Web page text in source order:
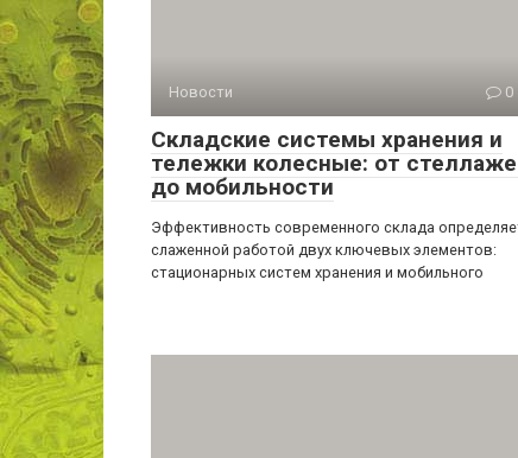
Новости 0
Складские системы хранения и
тележки колесные: от
до мобильности
Эффективность современного склада
слаженной работой двух ключевых элементов:
стационарных систем хранения и мобильного